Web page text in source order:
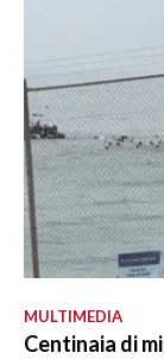
MULTIMEDIA
Centinaia di